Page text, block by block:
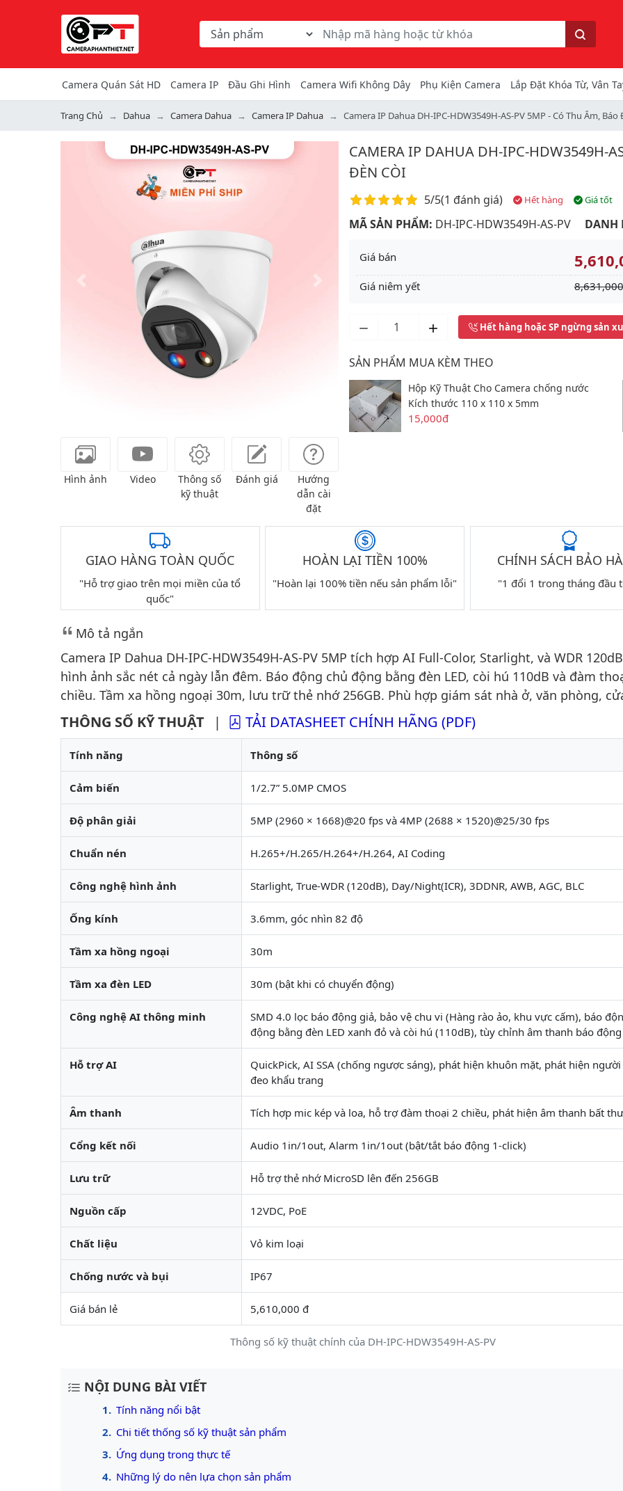
Chọn danh mục tìm kiếm
Từ khóa hoặc mã hàng
Tìm kiếm
Camera Quán Sát HD Camera IP Đầu Ghi Hình Camera Wifi Không Dây Phụ Kiện Camera Lắp Đặt Khóa Từ, Vân
Trang Chủ Dahua Camera Dahua Camera IP Dahua Camera IP Dahua DH-IPC-HDW3549H-AS-PV 5MP - Có Thu Âm,
Hình ảnh Video
Thông số
kỹ thuật
Đánh giá
Hướng
dẫn cài
đặt
CAMERA IP DAHUA DH-IPC-HDW3549H-
ĐÈN CÒI
Điểm đánh giá
5/5(1 đánh giá) Hết hàng Giá tốt
MÃ SẢN PHẨM: DH-IPC-HDW3549H-AS-PV DANH
Giá bán
Giá niêm yết
Hết hàng hoặc SP ngừng sản
SẢN PHẨM MUA KÈM THEO
Hộp Kỹ Thuật Cho Camera chống nước
Kích thước 110 x 110 x 5mm
15,000đ
GIAO HÀNG TOÀN QUỐC
"Hỗ trợ giao trên mọi miền của tổ
quốc"
HOÀN LẠI TIỀN 100%
"Hoàn lại 100% tiền nếu sản phẩm lỗi"
CHÍNH SÁCH BẢO
"1 đổi 1 trong tháng đầu
Mô tả ngắn
Camera IP Dahua DH-IPC-HDW3549H-AS-PV 5MP tích hợp AI Full-Color, Starlight, và WDR
hình ảnh sắc nét cả ngày lẫn đêm. Báo động chủ động bằng đèn LED, còi hú 110dB và đàm
chiều. Tầm xa hồng ngoại 30m, lưu trữ thẻ nhớ 256GB. Phù hợp giám sát nhà ở, văn phòng,
THÔNG SỐ KỸ THUẬT | TẢI DATASHEET CHÍNH HÃNG (PDF)
Thông số kỹ thuật chính của DH-IPC-HDW3549H-AS-PV
Tính năng Thông số
Cảm biến 1/2.7” 5.0MP CMOS
Độ phân giải 5MP (2960 × 1668)@20 fps và 4MP (2688 × 1520)@25/30 fps
Chuẩn nén H.265+/H.265/H.264+/H.264, AI Coding
Công nghệ hình ảnh Starlight, True-WDR (120dB), Day/Night(ICR), 3DDNR, AWB, AGC, BLC
Ống kính 3.6mm, góc nhìn 82 độ
Tầm xa hồng ngoại 30m
Tầm xa đèn LED 30m (bật khi có chuyển động)
Công nghệ AI thông minh
SMD 4.0 lọc báo động giả, bảo vệ chu vi (Hàng rào ảo, khu vực cấm), báo
động bằng đèn LED xanh đỏ và còi hú (110dB), tùy chỉnh âm thanh báo động
Hỗ trợ AI
QuickPick, AI SSA (chống ngược sáng), phát hiện khuôn mặt, phát hiện
đeo khẩu trang
Âm thanh Tích hợp mic kép và loa, hỗ trợ đàm thoại 2 chiều, phát hiện âm thanh bất
Cổng kết nối Audio 1in/1out, Alarm 1in/1out (bật/tắt báo động 1-click)
Lưu trữ Hỗ trợ thẻ nhớ MicroSD lên đến 256GB
Nguồn cấp 12VDC, PoE
Chất liệu Vỏ kim loại
Chống nước và bụi IP67
Giá bán lẻ 5,610,000 đ
NỘI DUNG BÀI VIẾT
Tính năng nổi bật
Chi tiết thống số kỹ thuật sản phẩm
Ứng dụng trong thực tế
Những lý do nên lựa chọn sản phẩm